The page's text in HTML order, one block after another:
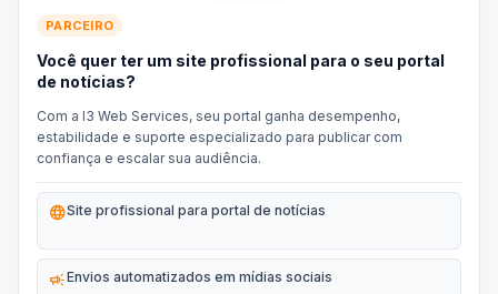
PARCEIRO
Você quer ter um site profissional para o seu portal
de notícias?
Com a I3 Web Services, seu portal ganha desempenho,
estabilidade e suporte especializado para publicar com
confiança e escalar sua audiência.
languageSite profissional para portal de notícias
campaignEnvios automatizados em mídias sociais